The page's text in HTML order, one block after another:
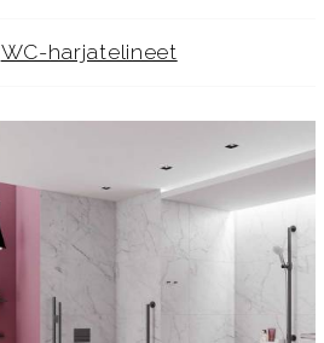
WC-harjatelineet